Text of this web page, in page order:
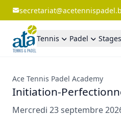
Tennis Padel Stages
Ace Tennis Padel Academy
Initiation-
Mercredi 23 septembre